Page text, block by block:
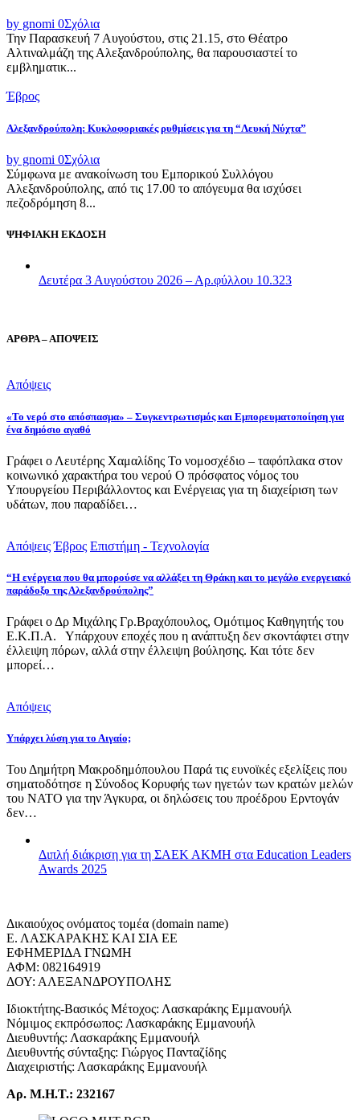
by gnomi 0Σχόλια
Την Παρασκευή 7 Αυγούστου, στις 21.15, στο Θέατρο
Αλτιναλμάζη της Αλεξανδρούπολης, θα παρουσιαστεί το
εμβληματικ...
Έβρος
Αλεξανδρούπολη: Κυκλοφοριακές ρυθμίσεις για τη “Λευκή Νύχτα”
by gnomi 0Σχόλια
Σύμφωνα με ανακοίνωση του Εμπορικού Συλλόγου
Αλεξανδρούπολης, από τις 17.00 το απόγευμα θα ισχύσει
πεζοδρόμηση 8...
ΨΗΦΙΑΚΗ ΕΚΔΟΣΗ
Δευτέρα 3 Αυγούστου 2026 – Αρ.φύλλου 10.323
ΑΡΘΡΑ – ΑΠΟΨΕΙΣ
Απόψεις
«Το νερό στο απόσπασμα» – Συγκεντρωτισμός και Εμπορευματοποίηση για
ένα δημόσιο αγαθό
Γράφει ο Λευτέρης Χαμαλίδης Το νομοσχέδιο – ταφόπλακα στον
κοινωνικό χαρακτήρα του νερού Ο πρόσφατος νόμος του
Υπουργείου Περιβάλλοντος και Ενέργειας για τη διαχείριση των
υδάτων, που παραδίδει…
Απόψεις Έβρος Επιστήμη - Τεχνολογία
“Η ενέργεια που θα μπορούσε να αλλάξει τη Θράκη και το μεγάλο ενεργειακό
παράδοξο της Αλεξανδρούπολης”
Γράφει ο Δρ Μιχάλης Γρ.Βραχόπουλος, Ομότιμος Καθηγητής του
Ε.Κ.Π.Α. Υπάρχουν εποχές που η ανάπτυξη δεν σκοντάφτει στην
έλλειψη πόρων, αλλά στην έλλειψη βούλησης. Και τότε δεν
μπορεί…
Απόψεις
Υπάρχει λύση για το Αιγαίο;
Του Δημήτρη Μακροδημόπουλου Παρά τις ευνοϊκές εξελίξεις που
σηματοδότησε η Σύνοδος Κορυφής των ηγετών των κρατών μελών
του ΝΑΤΟ για την Άγκυρα, οι δηλώσεις του προέδρου Ερντογάν
δεν…
Διπλή διάκριση για τη ΣΑΕΚ ΑΚΜΗ στα Education Leaders
Awards 2025
Δικαιούχος ονόματος τομέα (domain name)
Ε. ΛΑΣΚΑΡΑΚΗΣ ΚΑΙ ΣΙΑ ΕΕ
ΕΦΗΜΕΡΙΔΑ ΓΝΩΜΗ
ΑΦΜ: 082164919
ΔΟΥ: ΑΛΕΞΑΝΔΡΟΥΠΟΛΗΣ
Ιδιοκτήτης-Βασικός Μέτοχος: Λασκαράκης Εμμανουήλ
Νόμιμος εκπρόσωπος: Λασκαράκης Εμμανουήλ
Διευθυντής: Λασκαράκης Εμμανουήλ
Διευθυντής σύνταξης: Γιώργος Πανταζίδης
Διαχειριστής: Λασκαράκης Εμμανουήλ
Αρ. Μ.Η.Τ.: 232167